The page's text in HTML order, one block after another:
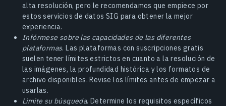
alta resolución, pero le recomendamos que empiece por
estos servicios de datos SIG para obtener la mejor
experiencia.
Infórmese sobre las capacidades de las diferentes
plataformas. Las plataformas con suscripciones gratis
suelen tener límites estrictos en cuanto a la resolución de
las imágenes, la profundidad histórica y los formatos de
archivo disponibles. Revise los límites antes de empezar a
usarlas.
Limite su búsqueda. Determine los requisitos específicos